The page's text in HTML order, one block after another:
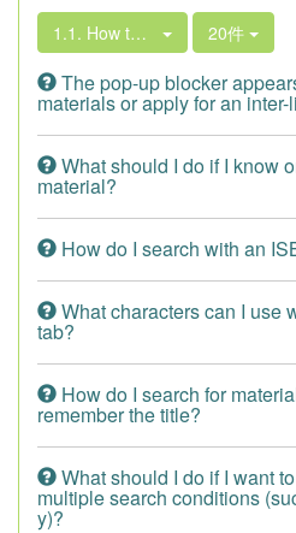
1.1. How to Search the Library
20件
The pop-up blocker
materials or apply for an
What should I do if I know
material?
How do I search with an
What characters can I use
tab?
How do I search for
remember the title?
What should I do if I want
multiple search conditions
y)?